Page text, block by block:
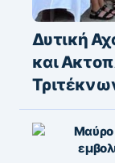
Δυτική
και